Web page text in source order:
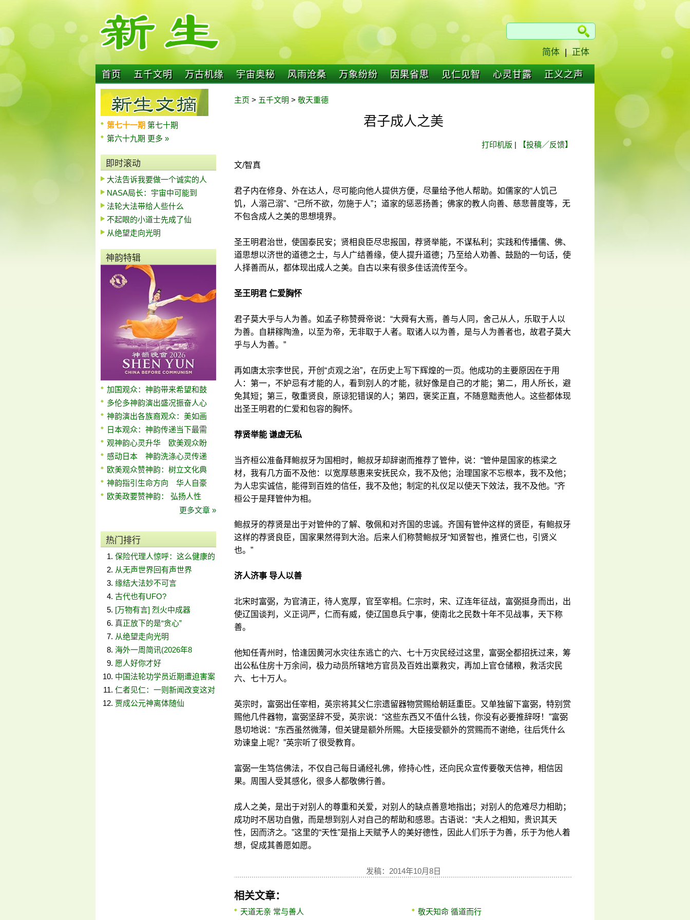
简体 | 正体
首页 五千文明 万古机缘 宇宙奥秘 风雨沧桑 万象纷纷 因果省思 见仁见智 心灵甘露 正义之声
第七十一期 第七十期
第六十九期 更多 »
即时滚动
大法告诉我要做一个诚实的人
NASA局长：宇宙中可能到
法轮大法带给人些什么
不起眼的小道士先成了仙
从绝望走向光明
神韵特辑
加国观众：神韵带来希望和鼓
多伦多神韵演出盛况振奋人心
神韵演出各族裔观众：美如画
日本观众：神韵传递当下最需
观神韵心灵升华 欧美观众盼
感动日本 神韵洗涤心灵传递
欧美观众赞神韵：树立文化典
神韵指引生命方向 华人自豪
欧美政要赞神韵： 弘扬人性
更多文章 »
热门排行
保险代理人惊呼：这么健康的
从无声世界回有声世界
缘结大法妙不可言
古代也有UFO?
[万物有言] 烈火中成器
真正放下的是“贪心”
从绝望走向光明
海外一周简讯(2026年8
愿人好你才好
中国法轮功学员近期遭迫害案
仁者见仁：一则新闻改变这对
贾成公元神离体随仙
主页 > 五千文明 > 敬天重德
君子成人之美
打印机版 | 【投稿／反馈】
文/智真
君子内在修身、外在达人，尽可能向他人提供方便，尽量给予他人帮助。如儒家的“人饥己
饥，人溺己溺”、“己所不欲，勿施于人”；道家的惩恶扬善；佛家的教人向善、慈悲普度等，无
不包含成人之美的思想境界。
圣王明君治世，使国泰民安；贤相良臣尽忠报国，荐贤举能，不谋私利；实践和传播儒、佛、
道思想以济世的道德之士，与人广结善缘，使人提升道德；乃至给人劝善、鼓励的一句话，使
人择善而从，都体现出成人之美。自古以来有很多佳话流传至今。
圣王明君 仁爱胸怀
君子莫大乎与人为善。如孟子称赞舜帝说：“大舜有大焉，善与人同，舍己从人，乐取于人以
为善。自耕稼陶渔，以至为帝，无非取于人者。取诸人以为善，是与人为善者也，故君子莫大
乎与人为善。”
再如唐太宗李世民，开创“贞观之治”，在历史上写下辉煌的一页。他成功的主要原因在于用
人：第一，不妒忌有才能的人，看到别人的才能，就好像是自己的才能；第二，用人所长，避
免其短；第三，敬重贤良，原谅犯错误的人；第四，褒奖正直，不随意黜责他人。这些都体现
出圣王明君的仁爱和包容的胸怀。
荐贤举能 谦虚无私
当齐桓公准备拜鲍叔牙为国相时，鲍叔牙却辞谢而推荐了管仲，说：“管仲是国家的栋梁之
材，我有几方面不及他：以宽厚慈惠来安抚民众，我不及他；治理国家不忘根本，我不及他；
为人忠实诚信，能得到百姓的信任，我不及他；制定的礼仪足以使天下效法，我不及他。”齐
桓公于是拜管仲为相。
鲍叔牙的荐贤是出于对管仲的了解、敬佩和对齐国的忠诚。齐国有管仲这样的贤臣，有鲍叔牙
这样的荐贤良臣，国家果然得到大治。后来人们称赞鲍叔牙“知贤智也，推贤仁也，引贤义
也。”
济人济事 导人以善
北宋时富弼，为官清正，待人宽厚，官至宰相。仁宗时，宋、辽连年征战，富弼挺身而出，出
使辽国谈判，义正词严，仁而有威，使辽国息兵宁事，使南北之民数十年不见战事，天下称
善。
他知任青州时，恰逢因黄河水灾往东逃亡的六、七十万灾民经过这里，富弼全都招抚过来，筹
出公私住房十万余间，极力动员所辖地方官员及百姓出粟救灾，再加上官仓储粮，救活灾民
六、七十万人。
英宗时，富弼出任宰相，英宗将其父仁宗遗留器物赏赐给朝廷重臣。又单独留下富弼，特别赏
赐他几件器物，富弼坚辞不受，英宗说：“这些东西又不值什么钱，你没有必要推辞呀！”富弼
恳切地说：“东西虽然微薄，但关键是额外所赐。大臣接受额外的赏赐而不谢绝，往后凭什么
劝谏皇上呢？”英宗听了很受教育。
富弼一生笃信佛法，不仅自己每日诵经礼佛，修持心性，还向民众宣传要敬天信神，相信因
果。周围人受其感化，很多人都敬佛行善。
成人之美，是出于对别人的尊重和关爱，对别人的缺点善意地指出；对别人的危难尽力相助；
成功时不居功自傲，而是想到别人对自己的帮助和感恩。古语说：“夫人之相知，贵识其天
性，因而济之。”这里的“天性”是指上天赋予人的美好德性，因此人们乐于为善，乐于为他人着
想，促成其善愿如愿。
发稿：2014年10月8日
相关文章：
天道无亲 常与善人 敬天知命 循道而行